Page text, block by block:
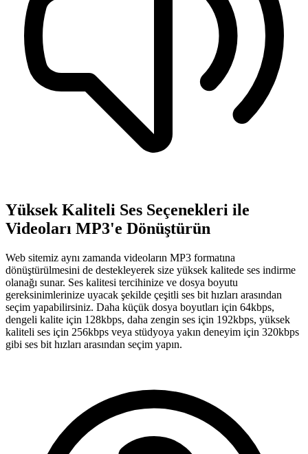
Yüksek Kaliteli Ses Seçenekleri ile
Videoları MP3'e Dönüştürün
Web sitemiz aynı zamanda videoların MP3 formatına
dönüştürülmesini de destekleyerek size yüksek kalitede ses indirme
olanağı sunar. Ses kalitesi tercihinize ve dosya boyutu
gereksinimlerinize uyacak şekilde çeşitli ses bit hızları arasından
seçim yapabilirsiniz. Daha küçük dosya boyutları için 64kbps,
dengeli kalite için 128kbps, daha zengin ses için 192kbps, yüksek
kaliteli ses için 256kbps veya stüdyoya yakın deneyim için 320kbps
gibi ses bit hızları arasından seçim yapın.